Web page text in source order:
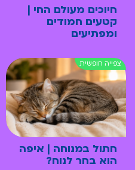
חיוכים מעולם החי |
קטעים חמודים
ומפתיעים
חתול במנוחה | איפה
הוא בחר לנוח?